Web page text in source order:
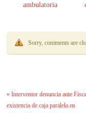
ambulatoria
Sorry, comments are
«Interventor denuncia ante
existencia de caja paralela en